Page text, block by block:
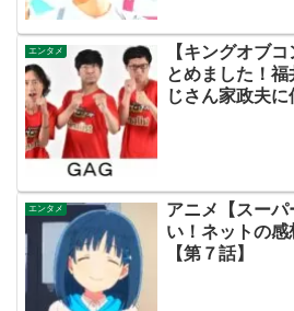
エンタメ
【キングオブ
とめました！
じさん家政夫
エンタメ
アニメ【スー
い！ネットの
【第７話】